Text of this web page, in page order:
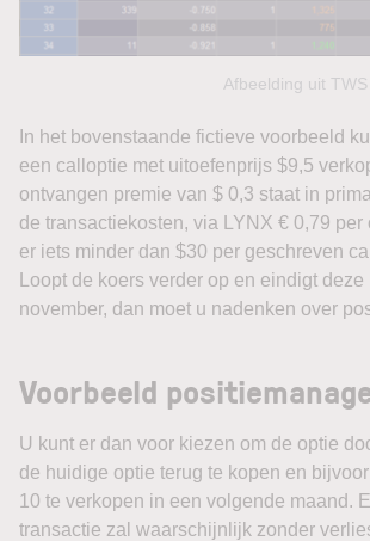
Afbeelding uit
In het bovenstaande fictieve voorbeeld
een calloptie met uitoefenprijs $9,5
ontvangen premie van $ 0,3 staat in
de transactiekosten, via LYNX € 0,79 per
er iets minder dan $30 per geschreven
Loopt de koers verder op en eindigt
november, dan moet u nadenken over
Voorbeeld
U kunt er dan voor kiezen om de optie
de huidige optie terug te kopen en
10 te verkopen in een volgende maand.
transactie zal waarschijnlijk zonder